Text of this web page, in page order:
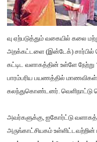
வு ஏற்படுத்தும் வகையில் கலை
அறக்கட்டளை (இன்டேக்) சார்பில்
கட்டிட வளாகத்தின் உள்ளே
பாரம்பரிய பயணத்தில்
கலந்துகொண்டனர். வெளிநாட்டு
அவர்களுக்கு, ஐகோர்ட்டு
அருங்காட்சியகம் உள்ளிட்டவற்றின்